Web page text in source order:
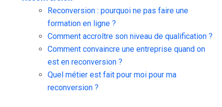
Reconversion : pourquoi ne pas faire une
formation en ligne ?
Comment accroître son niveau de qualification ?
Comment convaincre une entreprise quand on
est en reconversion ?
Quel métier est fait pour moi pour ma
reconversion ?